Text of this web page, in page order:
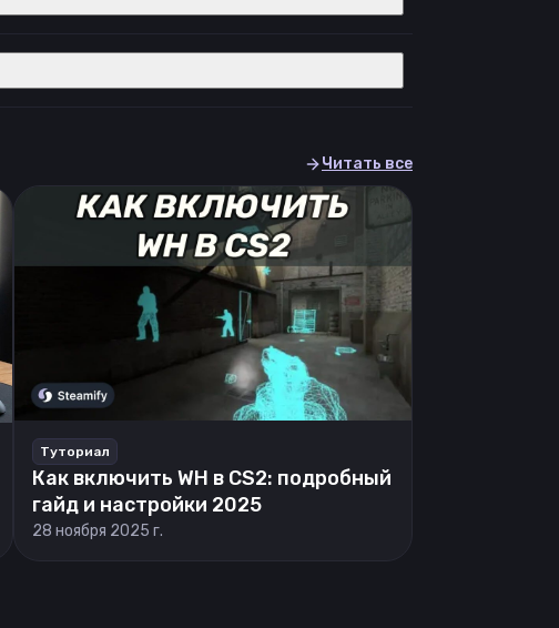
Читать все
Туториал
Как включить WH в CS2: подробный
гайд и настройки 2025
28 ноября 2025 г.